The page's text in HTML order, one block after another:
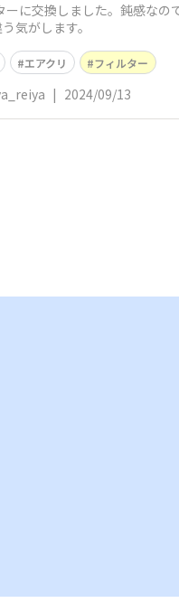
ーに交換しました。鈍感な
気がします。
エアクリ フィルター
| 2024/09/13